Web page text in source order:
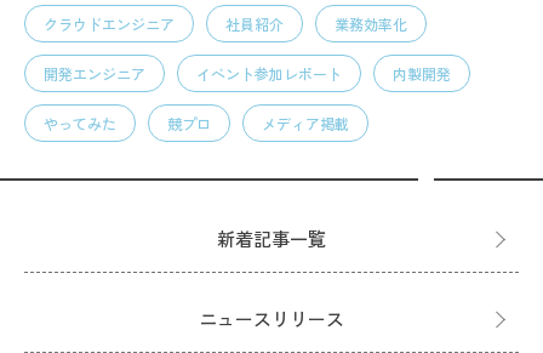
クラウドエンジニア 社員紹介 業務効率化
開発エンジニア イベント参加レポート 内製開発
やってみた 競プロ メディア掲載
新着記事一覧
ニュースリリース